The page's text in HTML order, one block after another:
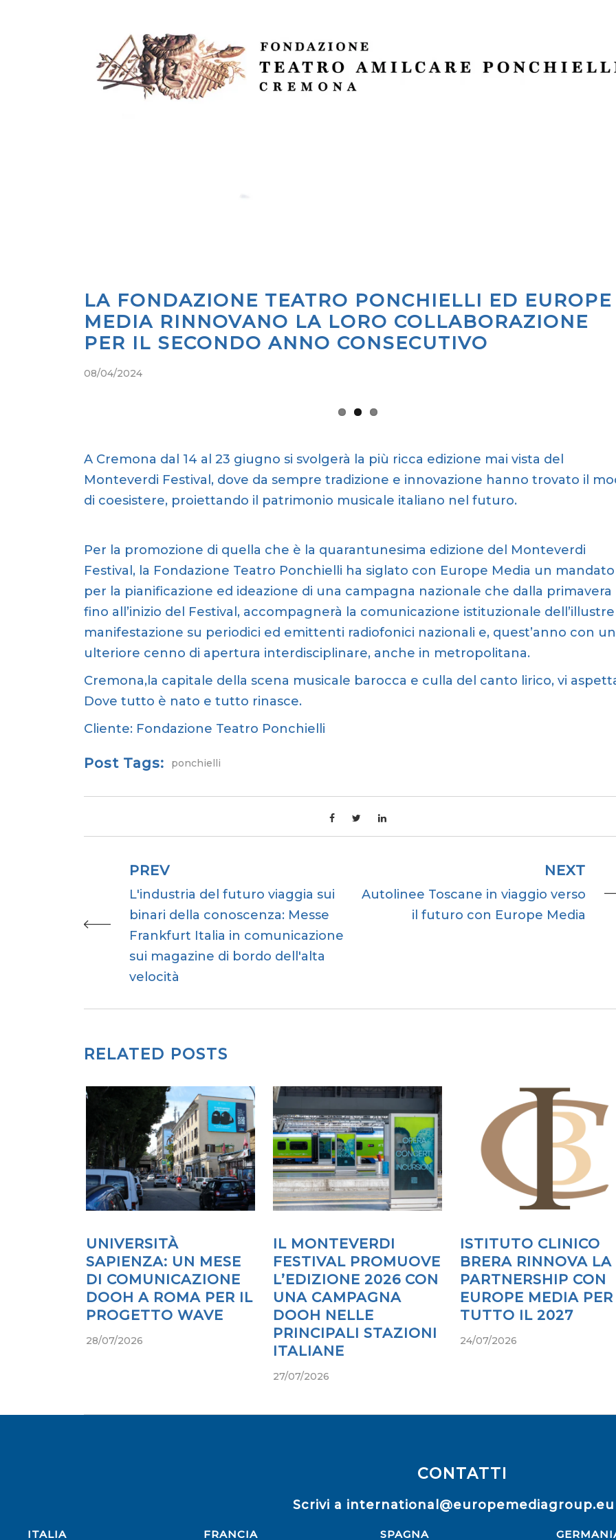
LA FONDAZIONE TEATRO PONCHIELLI ED EUROPE
MEDIA RINNOVANO LA LORO COLLABORAZIONE
PER IL SECONDO ANNO CONSECUTIVO
08/04/2024
A Cremona dal 14 al 23 giugno si svolgerà la più ricca edizione mai vista del
Monteverdi Festival, dove da sempre tradizione e innovazione hanno trovato il
di coesistere, proiettando il patrimonio musicale italiano nel futuro.
Per la promozione di quella che è la quarantunesima edizione del Monteverdi
Festival, la Fondazione Teatro Ponchielli ha siglato con Europe Media un mandato
per la pianificazione ed ideazione di una campagna nazionale che dalla primavera
fino all’inizio del Festival, accompagnerà la comunicazione istituzionale dell’illustre
manifestazione su periodici ed emittenti radiofonici nazionali e, quest’anno con un
ulteriore cenno di apertura interdisciplinare, anche in metropolitana.
Cremona,la capitale della scena musicale barocca e culla del canto lirico, vi
Dove tutto è nato e tutto rinasce.
Cliente: Fondazione Teatro Ponchielli
Post Tags: ponchielli
PREV
L'industria del futuro viaggia sui
binari della conoscenza: Messe
Frankfurt Italia in comunicazione
sui magazine di bordo dell'alta
velocità
NEXT
Autolinee Toscane in viaggio verso
il futuro con Europe Media
RELATED POSTS
UNIVERSITÀ
SAPIENZA: UN MESE
DI COMUNICAZIONE
DOOH A ROMA PER IL
PROGETTO WAVE
28/07/2026
IL MONTEVERDI
FESTIVAL PROMUOVE
L’EDIZIONE 2026 CON
UNA CAMPAGNA
DOOH NELLE
PRINCIPALI STAZIONI
ITALIANE
27/07/2026
ISTITUTO CLINICO
BRERA RINNOVA LA
PARTNERSHIP CON
EUROPE MEDIA PER
TUTTO IL 2027
24/07/2026
CONTATTI
Scrivi a international@europemediagroup.eu
ITALIA FRANCIA SPAGNA